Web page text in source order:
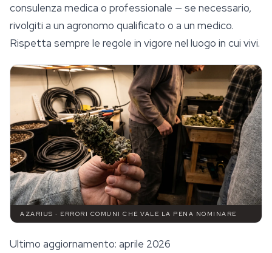
consulenza medica o professionale — se necessario,
rivolgiti a un agronomo qualificato o a un medico.
Rispetta sempre le regole in vigore nel luogo in cui vivi.
AZARIUS · ERRORI COMUNI CHE VALE LA PENA NOMINARE
Ultimo aggiornamento: aprile 2026